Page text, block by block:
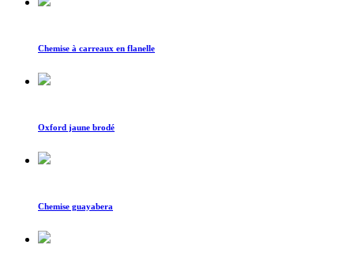
Chemise à carreaux en flanelle
Oxford jaune brodé
Chemise guayabera